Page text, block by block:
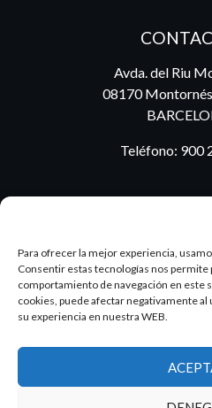
Para ofrecer la mejor experiencia,
Consentir estas tecnologías nos permite
comportamiento de navegación en este
cookies, puede afectar negativamente al
su experiencia en nuestra WEB.
Avda. del Riu
08170
Teléfono: 900
2026 Dake. Todos los